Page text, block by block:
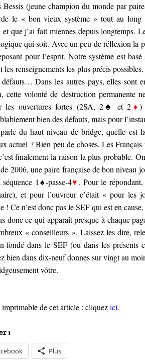
Bessis (jeune champion du monde par
le « bon vieux système » tout au long
et que j’ai fait miennes depuis longtemps.
qui soit. Avec un peu de réflexion la
pour l’esprit. Notre système est
les renseignements les plus précis
Dans les autres pays, elles sont
cette volonté de destruction permanente
les ouvertures fortes (2SA, 2♣ et 2 ♦)
bien des défauts, mais pour
du haut niveau de bridge, quelle est
actuel ? Bien peu de choses. Les
finalement la raison la plus probable.
2006, une paire française de bon niveau
séquence 1♠-passe-4♥. Pour le
et pour l’ouvreur c’était « pour les
! Ce n’est donc pas le SEF qui est en
donc ce qui apparaît presque à chaque
« conseilleurs ». Laissez les dire,
fondé dans le SEF (ou dans les présents
bien dans dix-neuf donnes sur vingt au
vôtre.
de cet article : cliquezici.
:
Plus